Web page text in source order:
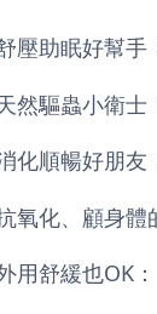
壓助眠好幫手
然驅蟲小衛士
化順暢好朋友
氧化、顧身體
用舒緩也OK：